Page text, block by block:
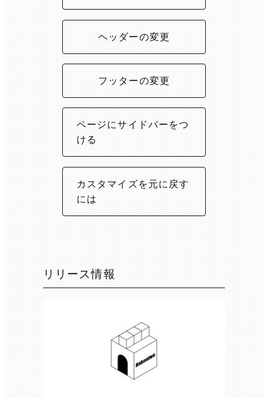
ヘッダーの変更
フッターの変更
ページにサイドバーをつ
ける
カスタマイズを元に戻す
には
リリース情報